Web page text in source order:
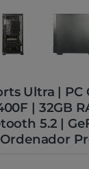
Ultra |
| 32GB
5.2 |